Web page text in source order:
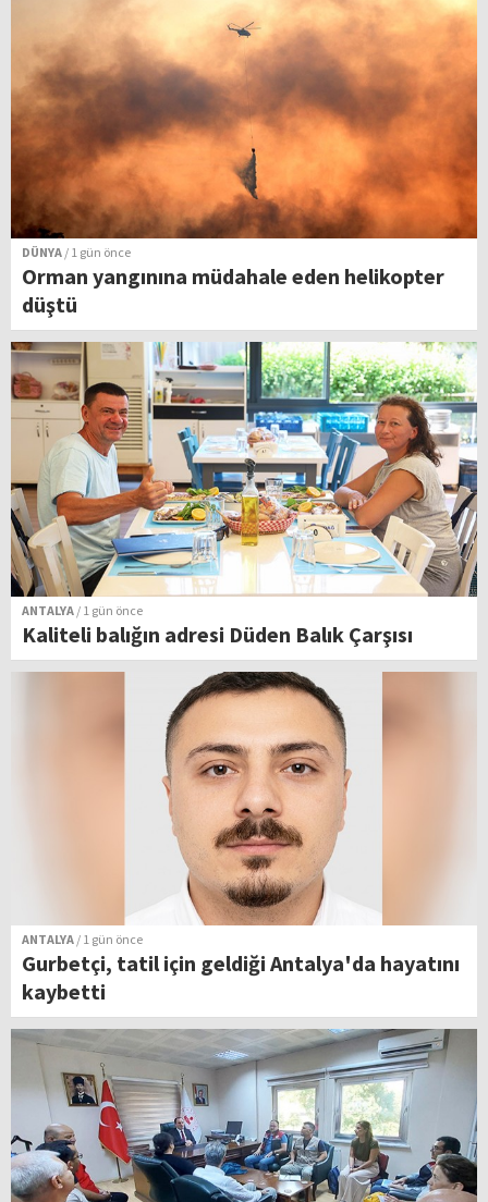
DÜNYA / 1 gün önce
Orman yangınına müdahale eden helikopter
düştü
ANTALYA / 1 gün önce
Kaliteli balığın adresi Düden Balık Çarşısı
ANTALYA / 1 gün önce
Gurbetçi, tatil için geldiği Antalya'da hayatını
kaybetti